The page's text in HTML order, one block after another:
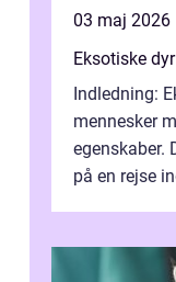
03 maj 2026
Eksotiske dyr
Indledning:
mennesker
egenskaber.
på en rejse